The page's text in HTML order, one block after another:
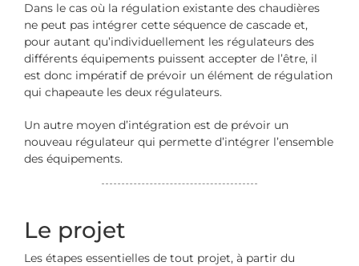
Dans le cas où la régulation existante des chaudières
ne peut pas intégrer cette séquence de cascade et,
pour autant qu’individuellement les régulateurs des
différents équipements puissent accepter de l’être, il
est donc impératif de prévoir un élément de régulation
qui chapeaute les deux régulateurs.
Un autre moyen d’intégration est de prévoir un
nouveau régulateur qui permette d’intégrer l’ensemble
des équipements.
Le projet
Les étapes essentielles de tout projet, à partir du